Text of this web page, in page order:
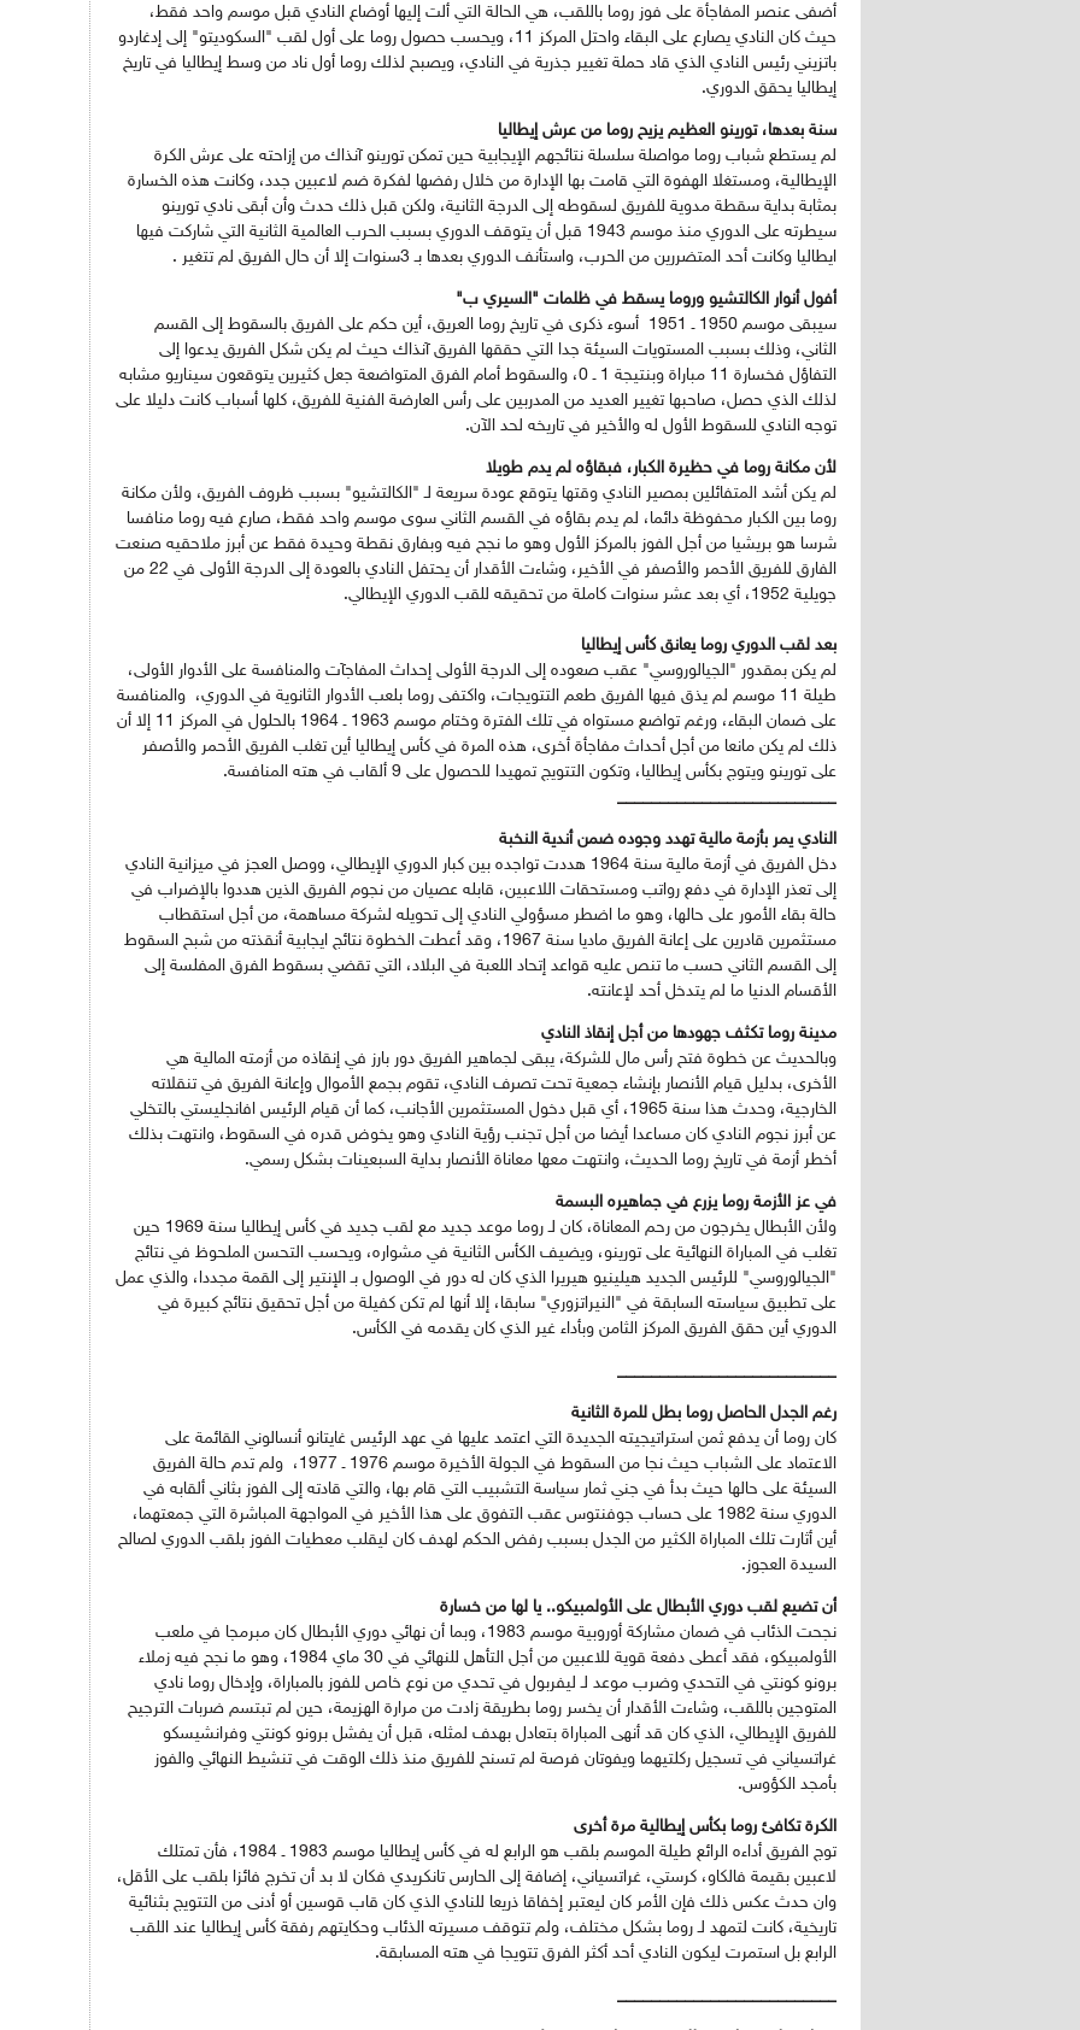
أضفى عنصر المفاجأة على فوز روما باللقب، هي الحالة التي ألت إليها أوضاع النادي قبل موسم واحد فقط،
حيث كان النادي يصارع على البقاء واحتل المركز 11، ويحسب حصول روما على أول لقب "السكوديتو" إلى إدغاردو
باتزيني رئيس النادي الذي قاد حملة تغيير جذرية في النادي، ويصبح لذلك روما أول ناد من وسط إيطاليا في تاريخ
إيطاليا يحقق الدوري.
سنة بعدها، تورينو العظيم يزيح روما من عرش إيطاليا
لم يستطع شباب روما مواصلة سلسلة نتائجهم الإيجابية حين تمكن تورينو آنذاك من إزاحته على عرش الكرة
الإيطالية، ومستغلا الهفوة التي قامت بها الإدارة من خلال رفضها لفكرة ضم لاعبين جدد، وكانت هذه الخسارة
بمثابة بداية سقطة مدوية للفريق لسقوطه إلى الدرجة الثانية، ولكن قبل ذلك حدث وأن أبقى نادي تورينو
سيطرته على الدوري منذ موسم 1943 قبل أن يتوقف الدوري بسبب الحرب العالمية الثانية التي شاركت فيها
ايطاليا وكانت أحد المتضررين من الحرب، واستأنف الدوري بعدها بـ 3سنوات إلا أن حال الفريق لم تتغير .
أفول أنوار الكالتشيو وروما يسقط في ظلمات "السيري ب"
سيبقى موسم 1950 ـ 1951 أسوء ذكرى في تاريخ روما العريق، أين حكم على الفريق بالسقوط إلى القسم
الثاني، وذلك بسبب المستويات السيئة جدا التي حققها الفريق آنذاك حيث لم يكن شكل الفريق يدعوا إلى
التفاؤل فخسارة 11 مباراة وبنتيجة 1 ـ 0، والسقوط أمام الفرق المتواضعة جعل كثيرين يتوقعون سيناريو مشابه
لذلك الذي حصل، صاحبها تغيير العديد من المدربين على رأس العارضة الفنية للفريق، كلها أسباب كانت دليلا على
توجه النادي للسقوط الأول له والأخير في تاريخه لحد الآن.
لأن مكانة روما في حظيرة الكبار، فبقاؤه لم يدم طويلا
لم يكن أشد المتفائلين بمصير النادي وقتها يتوقع عودة سريعة لـ "الكالتشيو" بسبب ظروف الفريق، ولأن مكانة
روما بين الكبار محفوظة دائما، لم يدم بقاؤه في القسم الثاني سوى موسم واحد فقط، صارع فيه روما منافسا
شرسا هو بريشيا من أجل الفوز بالمركز الأول وهو ما نجح فيه وبفارق نقطة وحيدة فقط عن أبرز ملاحقيه صنعت
الفارق للفريق الأحمر والأصفر في الأخير، وشاءت الأقدار أن يحتفل النادي بالعودة إلى الدرجة الأولى في 22 من
جويلية 1952، أي بعد عشر سنوات كاملة من تحقيقه للقب الدوري الإيطالي.
بعد لقب الدوري روما يعانق كأس إيطاليا
لم يكن بمقدور "الجيالوروسي" عقب صعوده إلى الدرجة الأولى إحداث المفاجآت والمنافسة على الأدوار الأولى،
طيلة 11 موسم لم يذق فيها الفريق طعم التتويجات، واكتفى روما بلعب الأدوار الثانوية في الدوري، والمنافسة
على ضمان البقاء، ورغم تواضع مستواه في تلك الفترة وختام موسم 1963 ـ 1964 بالحلول في المركز 11 إلا أن
ذلك لم يكن مانعا من أجل أحداث مفاجأة أخرى، هذه المرة في كأس إيطاليا أين تغلب الفريق الأحمر والأصفر
على تورينو ويتوج بكأس إيطاليا، وتكون التتويج تمهيدا للحصول على 9 ألقاب في هته المنافسة.
__________________________
النادي يمر بأزمة مالية تهدد وجوده ضمن أندية النخبة
دخل الفريق في أزمة مالية سنة 1964 هددت تواجده بين كبار الدوري الإيطالي، ووصل العجز في ميزانية النادي
إلى تعذر الإدارة في دفع رواتب ومستحقات اللاعبين، قابله عصيان من نجوم الفريق الذين هددوا بالإضراب في
حالة بقاء الأمور على حالها، وهو ما اضطر مسؤولي النادي إلى تحويله لشركة مساهمة، من أجل استقطاب
مستثمرين قادرين على إعانة الفريق ماديا سنة 1967، وقد أعطت الخطوة نتائج ايجابية أنقذته من شبح السقوط
إلى القسم الثاني حسب ما تنص عليه قواعد إتحاد اللعبة في البلاد، التي تقضي بسقوط الفرق المفلسة إلى
الأقسام الدنيا ما لم يتدخل أحد لإعانته.
مدينة روما تكثف جهودها من أجل إنقاذ النادي
وبالحديث عن خطوة فتح رأس مال للشركة، يبقى لجماهير الفريق دور بارز في إنقاذه من أزمته المالية هي
الأخرى، بدليل قيام الأنصار بإنشاء جمعية تحت تصرف النادي، تقوم بجمع الأموال وإعانة الفريق في تنقلاته
الخارجية، وحدث هذا سنة 1965، أي قبل دخول المستثمرين الأجانب، كما أن قيام الرئيس افانجليستي بالتخلي
عن أبرز نجوم النادي كان مساعدا أيضا من أجل تجنب رؤية النادي وهو يخوض قدره في السقوط، وانتهت بذلك
أخطر أزمة في تاريخ روما الحديث، وانتهت معها معاناة الأنصار بداية السبعينات بشكل رسمي.
في عز الأزمة روما يزرع في جماهيره البسمة
ولأن الأبطال يخرجون من رحم المعاناة، كان لـ روما موعد جديد مع لقب جديد في كأس إيطاليا سنة 1969 حين
تغلب في المباراة النهائية على تورينو، ويضيف الكأس الثانية في مشواره، ويحسب التحسن الملحوظ في نتائج
"الجيالوروسي" للرئيس الجديد هيلينيو هيريرا الذي كان له دور في الوصول بـ الإنتير إلى القمة مجددا، والذي عمل
على تطبيق سياسته السابقة في "النيراتزوري" سابقا، إلا أنها لم تكن كفيلة من أجل تحقيق نتائج كبيرة في
الدوري أين حقق الفريق المركز الثامن وبأداء غير الذي كان يقدمه في الكأس.
__________________________
رغم الجدل الحاصل روما بطل للمرة الثانية
كان روما أن يدفع ثمن استراتيجيته الجديدة التي اعتمد عليها في عهد الرئيس غايتانو أنسالوني القائمة على
الاعتماد على الشباب حيث نجا من السقوط في الجولة الأخيرة موسم 1976 ـ 1977، ولم تدم حالة الفريق
السيئة على حالها حيث بدأ في جني ثمار سياسة التشبيب التي قام بها، والتي قادته إلى الفوز بثاني ألقابه في
الدوري سنة 1982 على حساب جوفنتوس عقب التفوق على هذا الأخير في المواجهة المباشرة التي جمعتهما،
أين أثارت تلك المباراة الكثير من الجدل بسبب رفض الحكم لهدف كان ليقلب معطيات الفوز بلقب الدوري لصالح
السيدة العجوز.
أن تضيع لقب دوري الأبطال على الأولمبيكو.. يا لها من خسارة
نجحت الذئاب في ضمان مشاركة أوروبية موسم 1983، وبما أن نهائي دوري الأبطال كان مبرمجا في ملعب
الأولمبيكو، فقد أعطى دفعة قوية للاعبين من أجل التأهل للنهائي في 30 ماي 1984، وهو ما نجح فيه زملاء
برونو كونتي في التحدي وضرب موعد لـ ليفربول في تحدي من نوع خاص للفوز بالمباراة، وإدخال روما نادي
المتوجين باللقب، وشاءت الأقدار أن يخسر روما بطريقة زادت من مرارة الهزيمة، حين لم تبتسم ضربات الترجيح
للفريق الإيطالي، الذي كان قد أنهى المباراة بتعادل بهدف لمثله، قبل أن يفشل برونو كونتي وفرانشيسكو
غراتسياني في تسجيل ركلتيهما ويفوتان فرصة لم تسنح للفريق منذ ذلك الوقت في تنشيط النهائي والفوز
بأمجد الكؤوس.
الكرة تكافئ روما بكأس إيطالية مرة أخرى
توج الفريق أداءه الرائع طيلة الموسم بلقب هو الرابع له في كأس إيطاليا موسم 1983 ـ 1984، فأن تمتلك
لاعبين بقيمة فالكاو، كرستي، غراتسياني، إضافة إلى الحارس تانكريدي فكان لا بد أن تخرج فائزا بلقب على الأقل،
وان حدث عكس ذلك فإن الأمر كان ليعتبر إخفاقا ذريعا للنادي الذي كان قاب قوسين أو أدنى من التتويج بثنائية
تاريخية، كانت لتمهد لـ روما بشكل مختلف، ولم تتوقف مسيرته الذئاب وحكايتهم رفقة كأس إيطاليا عند اللقب
الرابع بل استمرت ليكون النادي أحد أكثر الفرق تتويجا في هته المسابقة.
__________________________